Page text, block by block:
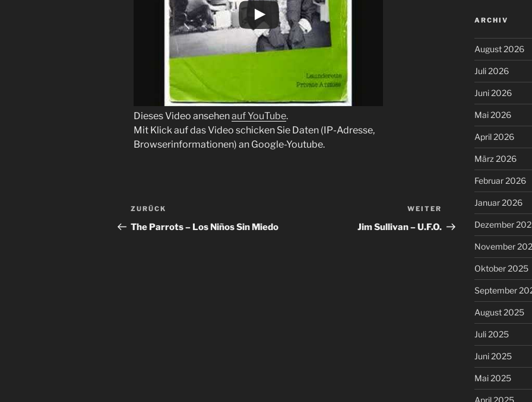
Dieses Video ansehenauf YouTube.
Mit Klick auf das Video schicken Sie Daten (IP-Adresse,
Browserinformationen) an Google-Youtube.
Beitragsnavigation
Vorheriger
Beitrag
ZURÜCK
The Parrots – Los Niños Sin Miedo
Beitrag
WEITER
Jim Sullivan – U.F.O.
ARCHIV
August 2026
Juli 2026
Juni 2026
Mai 2026
April 2026
März 2026
Februar 2026
Januar 2026
Dezember
November
Oktober 2025
September
August 2025
Juli 2025
Juni 2025
Mai 2025